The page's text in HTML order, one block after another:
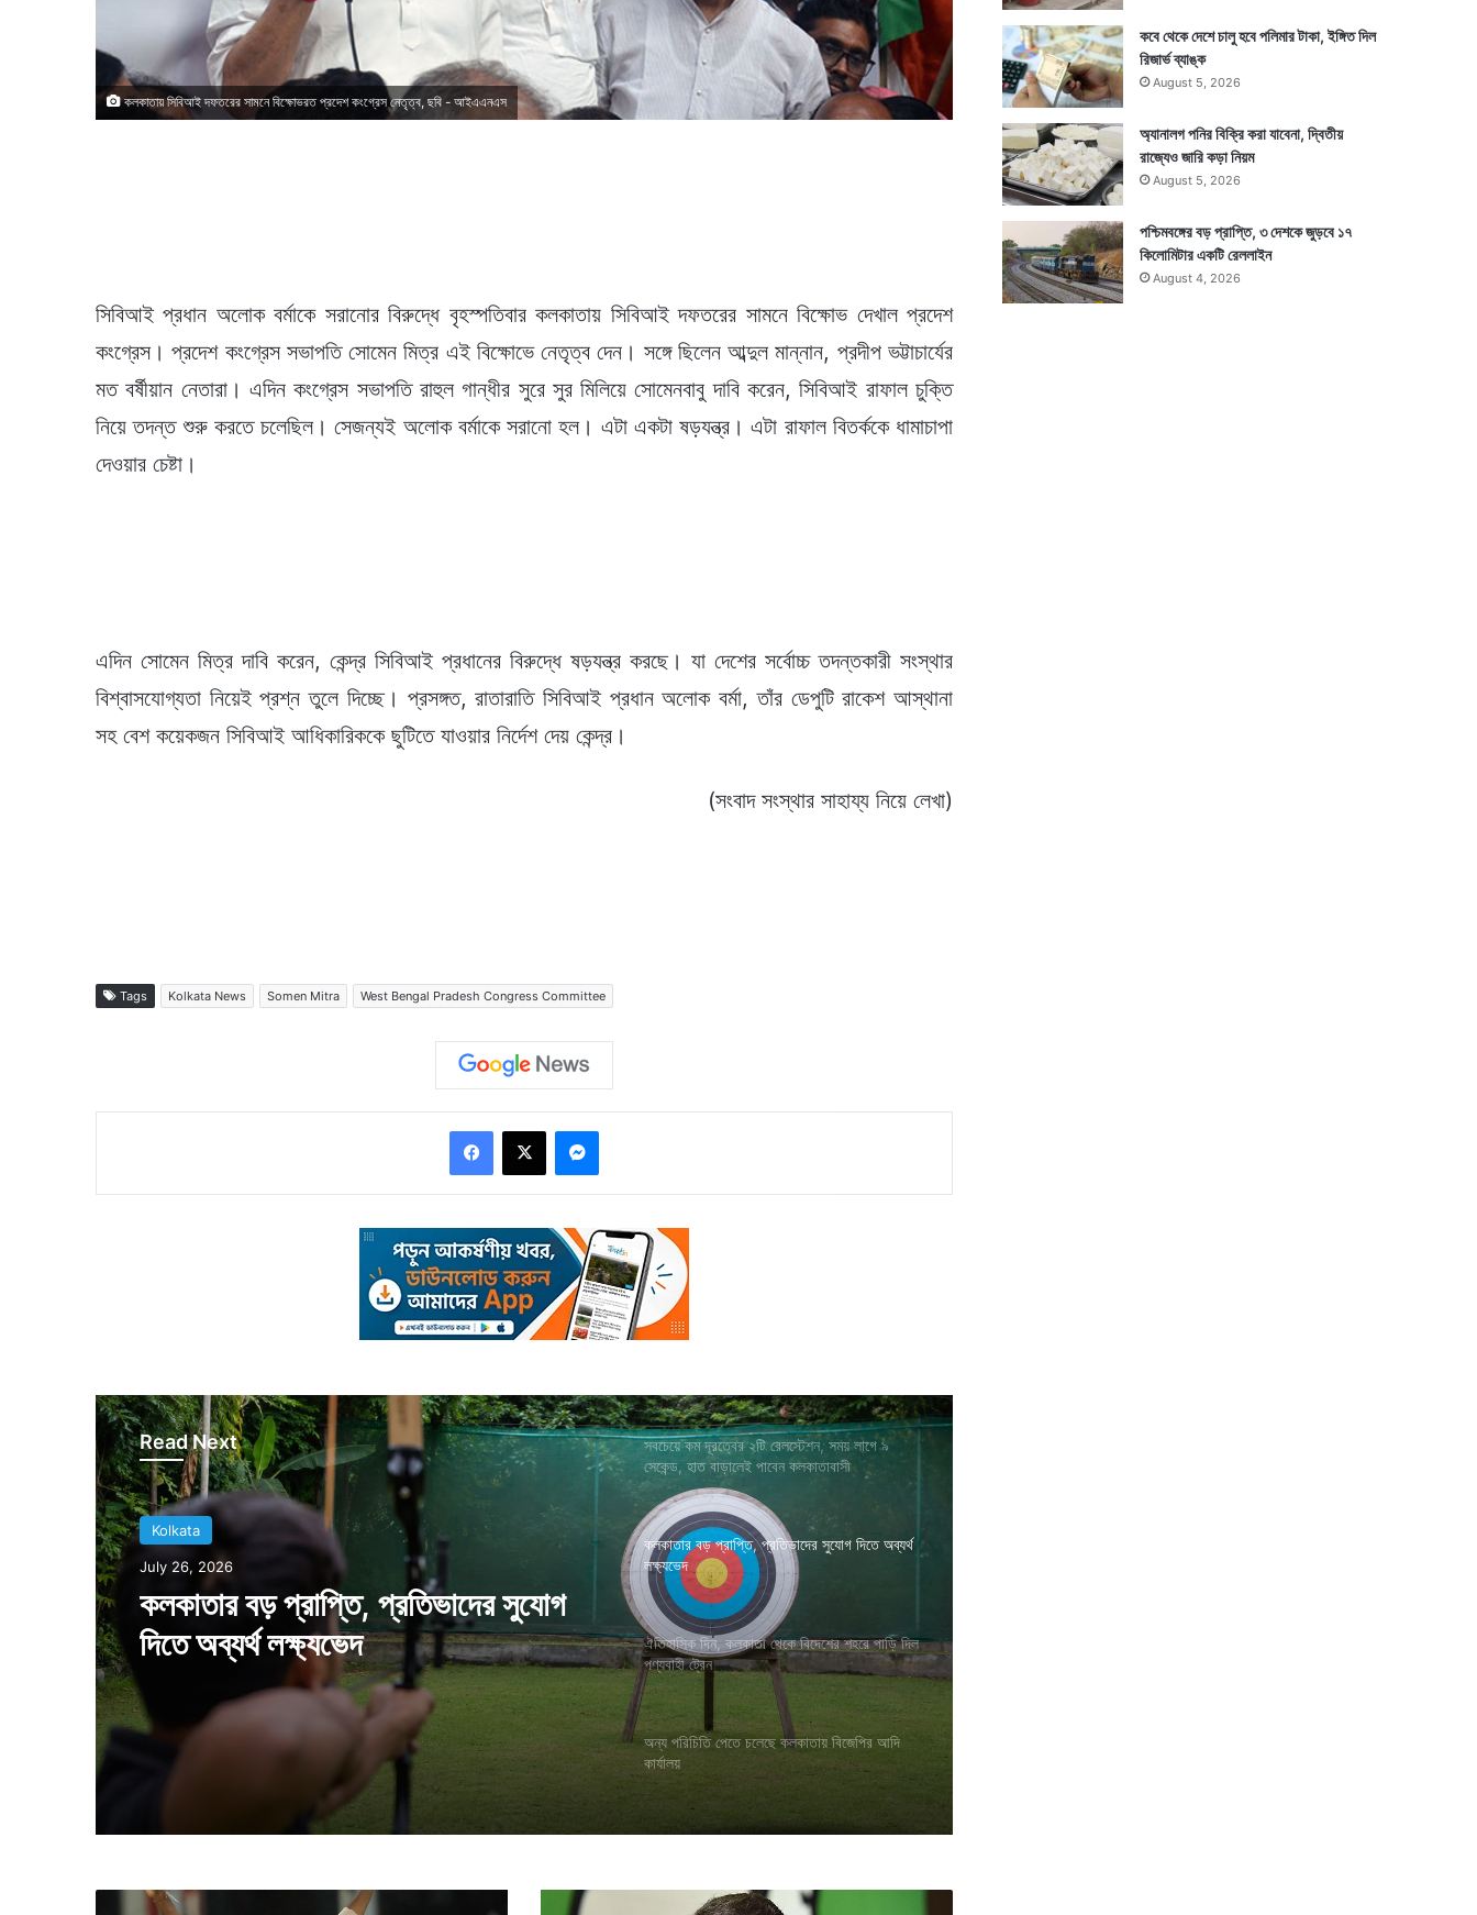
কলকাতায় সিবিআই দফতরের সামনে বিক্ষোভরত প্রদেশ কংগ্রেস নেতৃত্ব, ছবি - আইএএনএস
সিবিআই প্রধান অলোক বর্মাকে সরানোর বিরুদ্ধে বৃহস্পতিবার কলকাতায় সিবিআই দফতরের সামনে বিক্ষোভ দেখাল প্রদেশ
কংগ্রেস। প্রদেশ কংগ্রেস সভাপতি সোমেন মিত্র এই বিক্ষোভে নেতৃত্ব দেন। সঙ্গে ছিলেন আব্দুল মান্নান, প্রদীপ ভট্টাচার্যের
মত বর্ষীয়ান নেতারা। এদিন কংগ্রেস সভাপতি রাহুল গান্ধীর সুরে সুর মিলিয়ে সোমেনবাবু দাবি করেন, সিবিআই রাফাল চুক্তি
নিয়ে তদন্ত শুরু করতে চলেছিল। সেজন্যই অলোক বর্মাকে সরানো হল। এটা একটা ষড়যন্ত্র। এটা রাফাল বিতর্ককে ধামাচাপা
দেওয়ার চেষ্টা।
এদিন সোমেন মিত্র দাবি করেন, কেন্দ্র সিবিআই প্রধানের বিরুদ্ধে ষড়যন্ত্র করছে। যা দেশের সর্বোচ্চ তদন্তকারী সংস্থার
বিশ্বাসযোগ্যতা নিয়েই প্রশ্ন তুলে দিচ্ছে। প্রসঙ্গত, রাতারাতি সিবিআই প্রধান অলোক বর্মা, তাঁর ডেপুটি রাকেশ আস্থানা
সহ বেশ কয়েকজন সিবিআই আধিকারিককে ছুটিতে যাওয়ার নির্দেশ দেয় কেন্দ্র।
(সংবাদ সংস্থার সাহায্য নিয়ে লেখা)
Tags Kolkata News Somen Mitra West Bengal Pradesh Congress Committee
Read Next
Kolkata
July 26, 2026
কলকাতার বড় প্রাপ্তি, প্রতিভাদের সুযোগ
দিতে অব্যর্থ লক্ষ্যভেদ
Kolkata
July 18, 2026
ঐতিহাসিক দিন, কলকাতা থেকে বিদেশের
শহরে পাড়ি দিল পণ্যবাহী ট্রেন
সবচেয়ে কম দূরত্বের ২টি রেলস্টেশন, সময় লাগে ৯
সেকেন্ড, হাত বাড়ালেই পাবেন কলকাতাবাসী
কলকাতার বড় প্রাপ্তি, প্রতিভাদের সুযোগ দিতে অব্যর্থ
লক্ষ্যভেদ
ঐতিহাসিক দিন, কলকাতা থেকে বিদেশের শহরে পাড়ি দিল
পণ্যবাহী ট্রেন
অন্য পরিচিতি পেতে চলেছে কলকাতায় বিজেপির আদি
কার্যালয়
কবে থেকে দেশে চালু হবে পলিমার টাকা, ইঙ্গিত দিল
রিজার্ভ ব্যাঙ্ক
August 5, 2026
অ্যানালগ পনির বিক্রি করা যাবেনা, দ্বিতীয়
রাজ্যেও জারি কড়া নিয়ম
August 5, 2026
পশ্চিমবঙ্গের বড় প্রাপ্তি, ৩ দেশকে জুড়বে ১৭
কিলোমিটার একটি রেললাইন
August 4, 2026